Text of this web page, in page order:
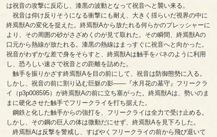
は祝音の攻撃に反応し、漆黒の波動となって祝音へと襲い来る。
祝音は仰け反りそうになる衝撃にも耐え、大きく揺らいだ視界の中に
終焉獣Aの変化を捉えた。終焉獣Aから放たれる何らかのプレッシャーに
より、その周囲の砂がさざめくのが見て取れた。その瞬間、終焉獣Aの
口元から熱線が放たれる。漆黒の熱線はまっすぐに祝音へと向かった。
祝音がわずかな差で身をそらすと、終焉獣Aは触手をバネのように利用
し、恐ろしい速さで祝音との距離を詰めた。
触手を振りかざす終焉獣Aを目の前にして、祝音は防御態勢に入る。
しかし、祝音の前に割り込む巨躯の影――『水月花の墓守』フリークラ
イ（p3p008595）が終焉獣Aの前に立ち塞がった。終焉獣Aは、勢いのま
まに硬化させた触手でフリークライを打ち据えた。
鋼鉄と化した触手からの強打を、フリークライは全力で受け止める。
しかし、その鋼の巨人の体は微動だにせず、終焉獣Aを見下ろした。
終焉獣Aは反撃を警戒し、すばやくフリークライの前から飛び退いて